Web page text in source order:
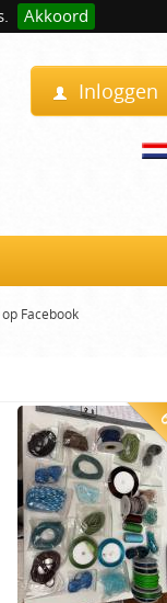
Akkoord
Inloggen
Facebook